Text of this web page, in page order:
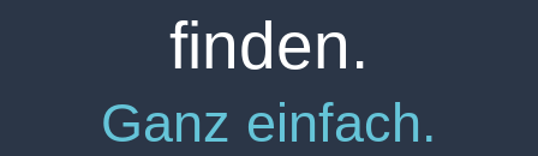
finden.
Ganz einfach.